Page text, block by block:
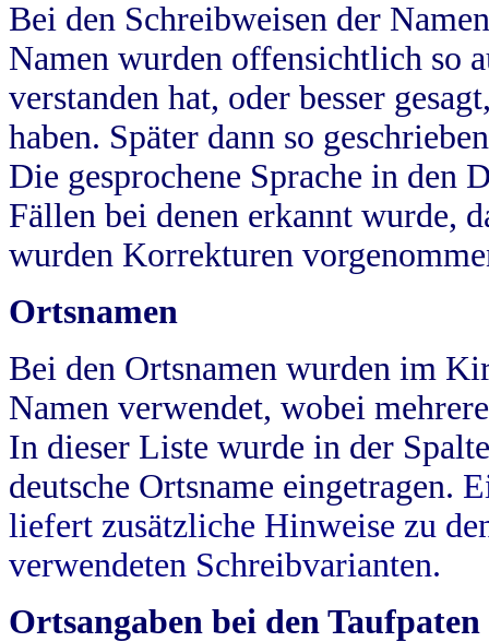
Bei den Schreibweisen der
Namen wurden offensichtlich so
verstanden hat, oder besser
haben. Später dann so
Die gesprochene Sprache in
Fällen bei denen erkannt wurde,
wurden Korrekturen
Ortsnamen
Bei den Ortsnamen wurden im
Namen verwendet, wobei
In dieser Liste wurde in der
deutsche Ortsname eingetragen.
liefert zusätzliche Hinweise zu
verwendeten Schreibvarianten.
Ortsangaben bei den Taufpaten